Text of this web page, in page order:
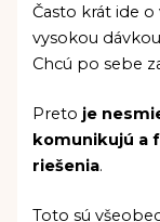
Často krát ide
vysokou
Chcú po sebe
Preto je
komunikujú a
riešenia.
Toto sú